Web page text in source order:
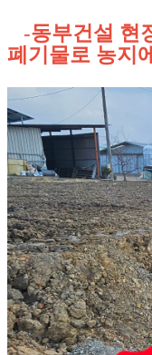
-동부건설 현
폐기물로 농지